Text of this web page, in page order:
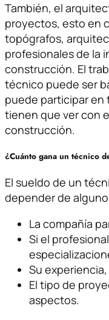
También, el
proyectos, esto en
topógrafos,
profesionales de la
construcción. El
técnico puede ser
puede participar en
tienen que ver con
construcción.
¿Cuánto gana un técnico
El sueldo de un
depender de
La compañía
Si el
Su experiencia,
El tipo de
aspectos.